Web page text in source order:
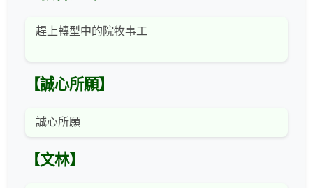
趕上轉型中的院牧事工
【誠心所願】
誠心所願
【文林】